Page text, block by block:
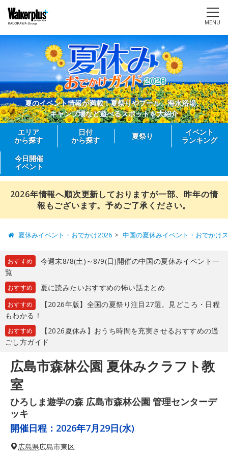
MENU
夏のイベント情報が満載！夏祭りやプール、海水浴場、
キャンプ場など遊べるスポットを大紹介
エリア
から探す
日付
から探す
夏祭り
イベント
ランキング
今日開催
イベント
2026年情報へ順次更新しておりますが一部、昨年の情
報もございます。予めご了承ください。
夏休みイベント・おでかけ2026 中国の夏休みイベント・おでかけ
おすすめ
今週末8/8(土)～8/9(日)開催の中国の夏休みイベント一
覧
おすすめ 夏に読みたいおすすめの怖い話まとめ
おすすめ
【2026年版】全国の夏祭り注目27選。見どころ・日程
もわかる！
おすすめ
【2026夏休み】おうち時間を充実させるおすすめの過
ごし方ガイド
広島市森林公園 夏休みクラフト教
室
ひろしま遊学の森 広島市森林公園 管理センターデ
ッキ
開催日程： 2026年7月29日(水)
広島県広島市東区